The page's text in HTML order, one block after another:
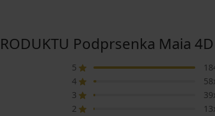
Podprsenka Maia
5
4
3
2